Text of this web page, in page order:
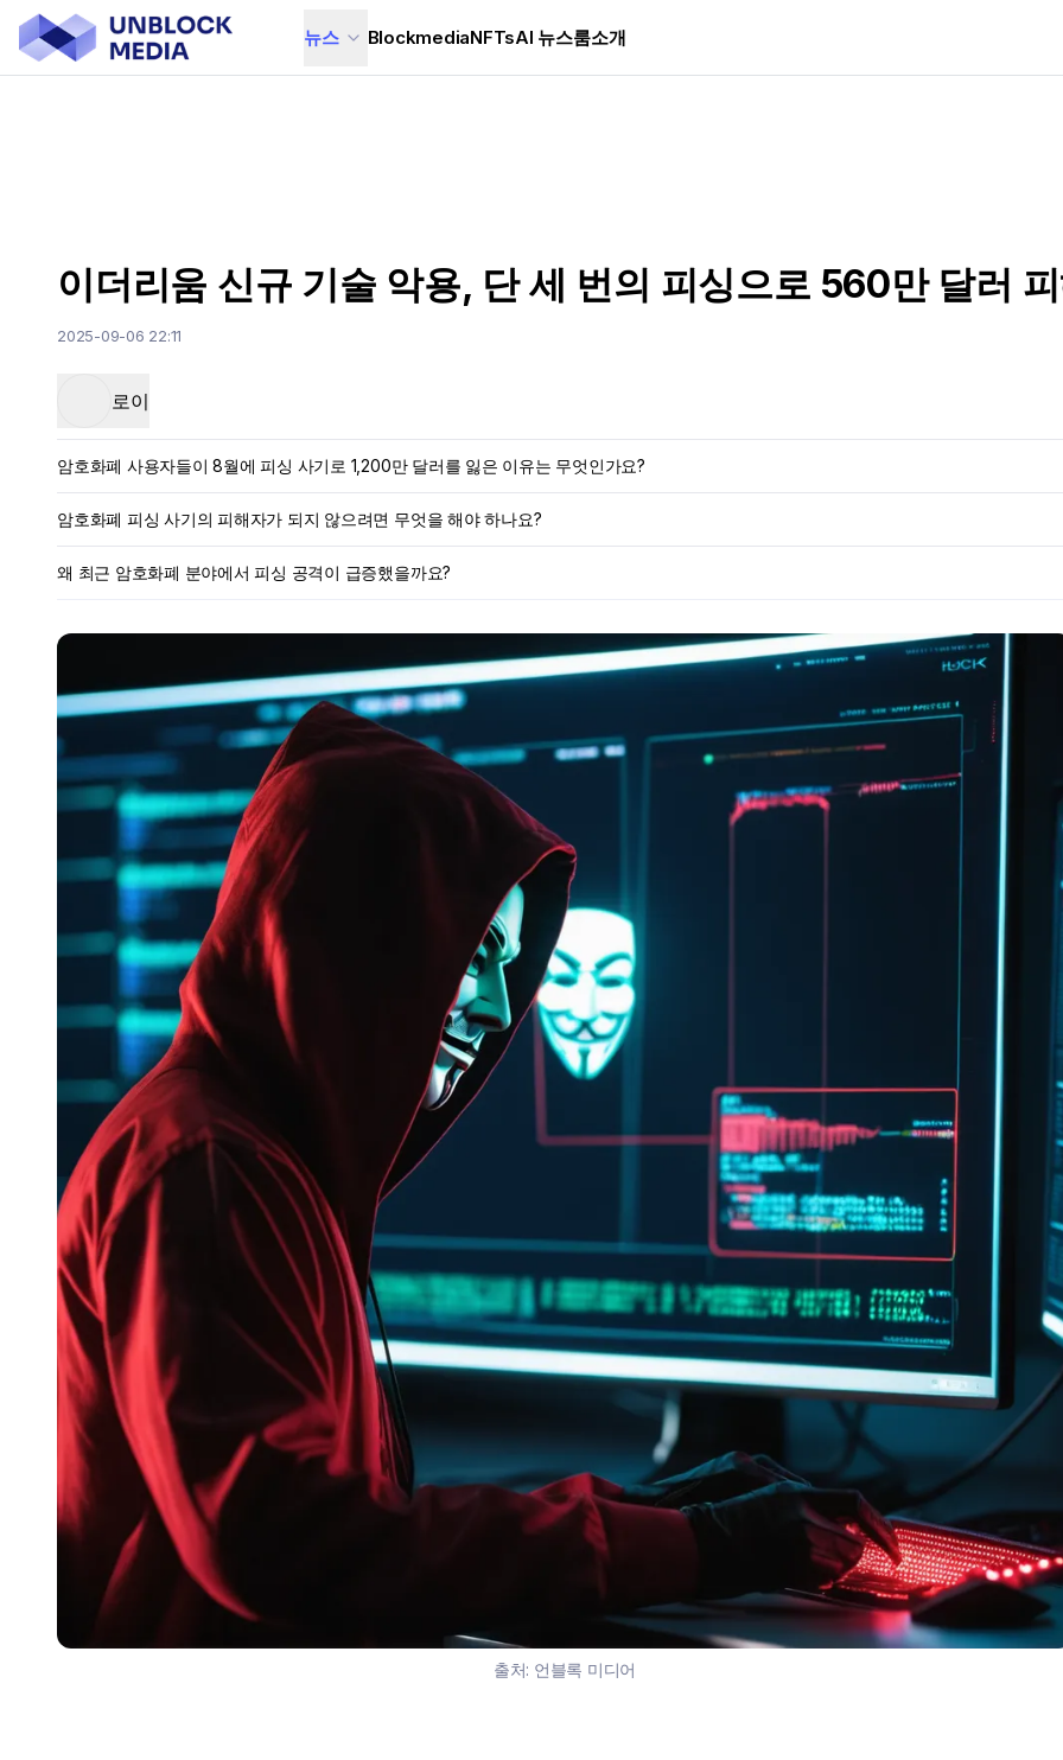
뉴스 BlockmediaNFTsAI 뉴스룸소개
이더리움 신규 기술 악용, 단 세 번의 피싱으로 560만 달러
2025-09-06 22:11
로이
암호화폐 사용자들이 8월에 피싱 사기로 1,200만 달러를 잃은 이유는 무엇인가요?
암호화폐 피싱 사기의 피해자가 되지 않으려면 무엇을 해야 하나요?
왜 최근 암호화폐 분야에서 피싱 공격이 급증했을까요?
출처: 언블록 미디어